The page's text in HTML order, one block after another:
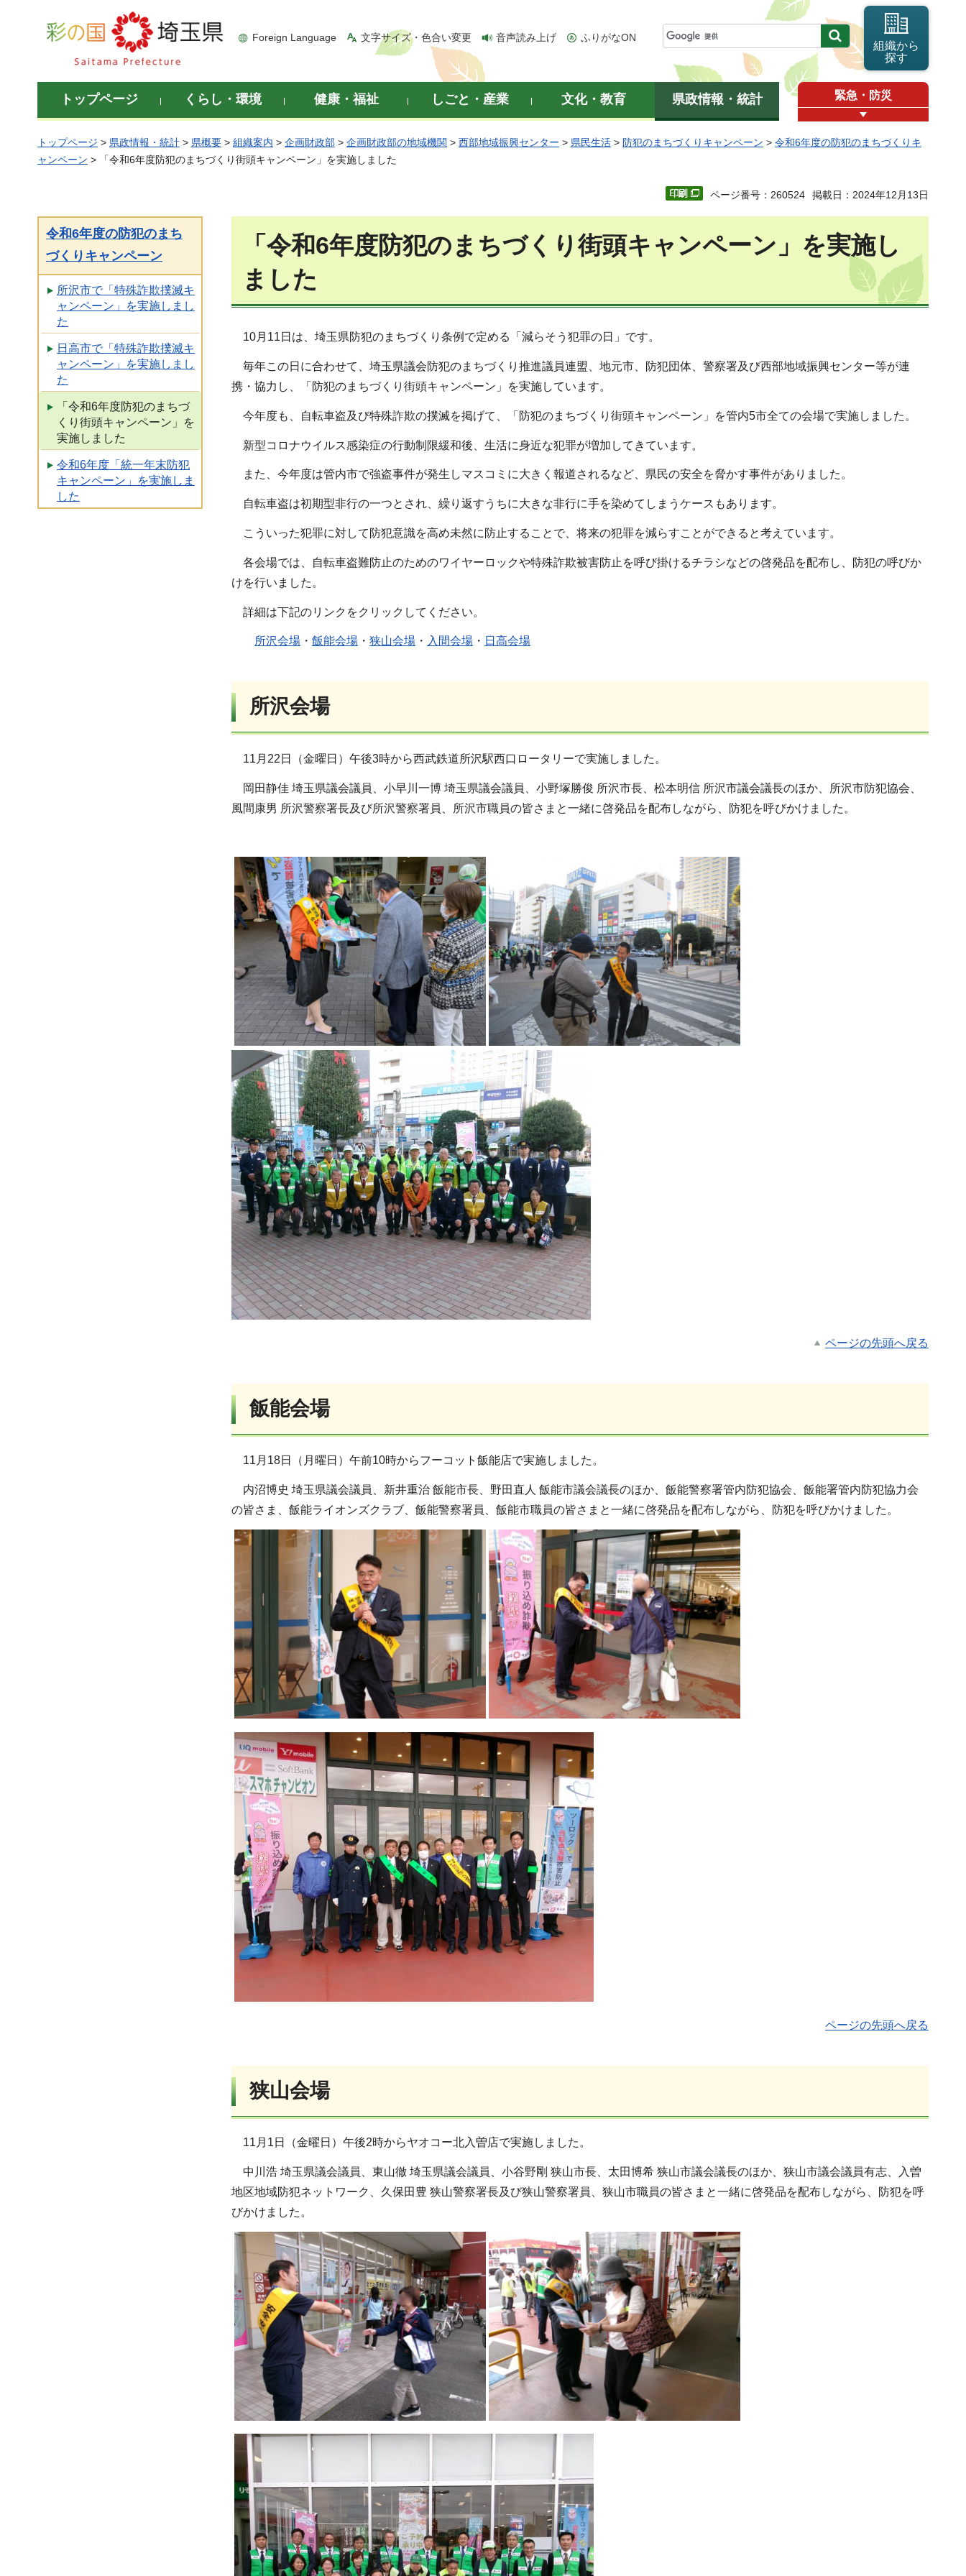
彩の国 埼玉県
Foreign Language 文字サイズ・色合い変更 音声読み上げ ふりがなON
組織から
探す
トップページ くらし・環境 健康・福祉 しごと・産業 文化・教育 県政情報・統計 緊急・防災
トップページ > 県政情報・統計 > 県概要 > 組織案内 > 企画財政部 > 企画財政部の地域機関 > 西部地域振興センター > 県民生活 > 防犯のまちづくりキャンペーン > 令和6年度の防犯のまちづくりキ
ャンペーン > 「令和6年度防犯のまちづくり街頭キャンペーン」を実施しました
ページ番号：260524 掲載日：2024年12月13日
令和6年度の防犯のまち
づくりキャンペーン
所沢市で「特殊詐欺撲滅キ
ャンペーン」を実施しまし
た
日高市で「特殊詐欺撲滅キ
ャンペーン」を実施しまし
た
「令和6年度防犯のまちづ
くり街頭キャンペーン」を
実施しました
令和6年度「統一年末防犯
キャンペーン」を実施しま
した
「令和6年度防犯のまちづくり街頭キャンペーン」を実施し
ました
10月11日は、埼玉県防犯のまちづくり条例で定める「減らそう犯罪の日」です。
毎年この日に合わせて、埼玉県議会防犯のまちづくり推進議員連盟、地元市、防犯団体、警察署及び西部地域振興センター等が連
携・協力し、「防犯のまちづくり街頭キャンペーン」を実施しています。
今年度も、自転車盗及び特殊詐欺の撲滅を掲げて、「防犯のまちづくり街頭キャンペーン」を管内5市全ての会場で実施しました。
新型コロナウイルス感染症の行動制限緩和後、生活に身近な犯罪が増加してきています。
また、今年度は管内市で強盗事件が発生しマスコミに大きく報道されるなど、県民の安全を脅かす事件がありました。
自転車盗は初期型非行の一つとされ、繰り返すうちに大きな非行に手を染めてしまうケースもあります。
こういった犯罪に対して防犯意識を高め未然に防止することで、将来の犯罪を減らすことができると考えています。
各会場では、自転車盗難防止のためのワイヤーロックや特殊詐欺被害防止を呼び掛けるチラシなどの啓発品を配布し、防犯の呼びか
けを行いました。
詳細は下記のリンクをクリックしてください。
所沢会場 ・ 飯能会場 ・ 狭山会場 ・ 入間会場 ・ 日高会場
所沢会場
11月22日（金曜日）午後3時から西武鉄道所沢駅西口ロータリーで実施しました。
岡田静佳 埼玉県議会議員、小早川一博 埼玉県議会議員、小野塚勝俊 所沢市長、松本明信 所沢市議会議長のほか、所沢市防犯協会、
風間康男 所沢警察署長及び所沢警察署員、所沢市職員の皆さまと一緒に啓発品を配布しながら、防犯を呼びかけました。
ページの先頭へ戻る
飯能会場
11月18日（月曜日）午前10時からフーコット飯能店で実施しました。
内沼博史 埼玉県議会議員、新井重治 飯能市長、野田直人 飯能市議会議長のほか、飯能警察署管内防犯協会、飯能署管内防犯協力会
の皆さま、飯能ライオンズクラブ、飯能警察署員、飯能市職員の皆さまと一緒に啓発品を配布しながら、防犯を呼びかけました。
ページの先頭へ戻る
狭山会場
11月1日（金曜日）午後2時からヤオコー北入曽店で実施しました。
中川浩 埼玉県議会議員、東山徹 埼玉県議会議員、小谷野剛 狭山市長、太田博希 狭山市議会議長のほか、狭山市議会議員有志、入曽
地区地域防犯ネットワーク、久保田豊 狭山警察署長及び狭山警察署員、狭山市職員の皆さまと一緒に啓発品を配布しながら、防犯を呼
びかけました。